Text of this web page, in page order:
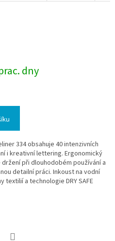
dny
334 obsahuje 40 intenzivních
i kreativní lettering. Ergonomický
při dlouhodobém používání a
detailní práci. Inkoust na vodní
a technologie DRY SAFE